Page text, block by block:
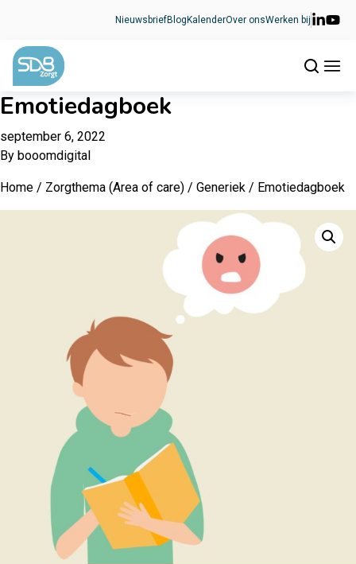
NieuwsbriefBlog KalenderOver onsWerken bij
Emotiedagboek
september 6, 2022
By booomdigital
Home / Zorgthema (Area of care) / Generiek / Emotiedagboek